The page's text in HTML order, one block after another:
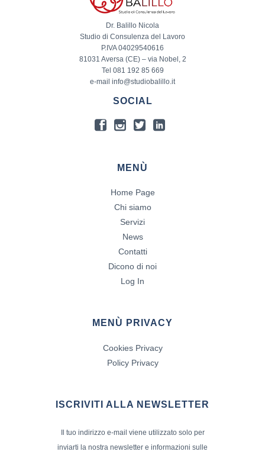
Dr. Balillo Nicola
Studio di Consulenza del Lavoro
P.IVA 04029540616
81031 Aversa (CE) – via Nobel, 2
Tel 081 192 85 669
e-mail info@studiobalillo.it
SOCIAL
MENÙ
Home Page
Chi siamo
Servizi
News
Contatti
Dicono di noi
Log In
MENÙ PRIVACY
Cookies Privacy
Policy Privacy
ISCRIVITI ALLA NEWSLETTER
Il tuo indirizzo e-mail viene utilizzato solo per
inviarti la nostra newsletter e informazioni sulle